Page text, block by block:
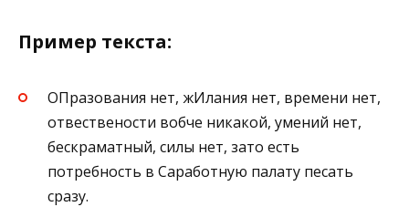
Пример текста:
ОПразования нет, жИлания нет, времени нет,
отвествености вобче никакой, умений нет,
бескраматный, силы нет, зато есть
потребность в Саработную палату песать
сразу.